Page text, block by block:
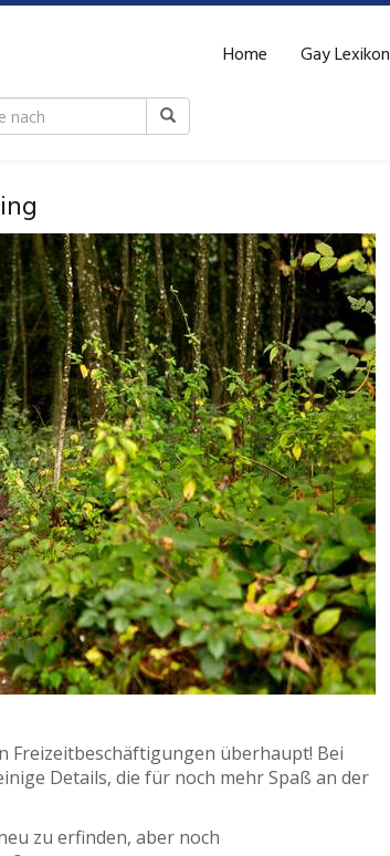
Home Gay Lexikon
Freizeitbeschäftigungen überhaupt! Bei
Details, die für noch mehr Spaß an der
zu erfinden, aber noch